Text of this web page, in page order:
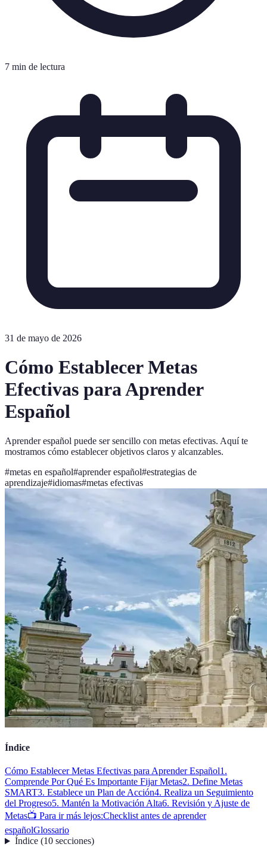
7 min de lectura
31 de mayo de 2026
Cómo Establecer Metas
Efectivas para Aprender
Español
Aprender español puede ser sencillo con metas efectivas. Aquí te
mostramos cómo establecer objetivos claros y alcanzables.
#metas en español#aprender español#estrategias de
aprendizaje#idiomas#metas efectivas
Índice
Cómo Establecer Metas Efectivas para Aprender Español1.
Comprende Por Qué Es Importante Fijar Metas2. Define Metas
SMART3. Establece un Plan de Acción4. Realiza un Seguimiento
del Progreso5. Mantén la Motivación Alta6. Revisión y Ajuste de
Metas📺 Para ir más lejos:Checklist antes de aprender
españolGlossario
Índice(10 secciones)